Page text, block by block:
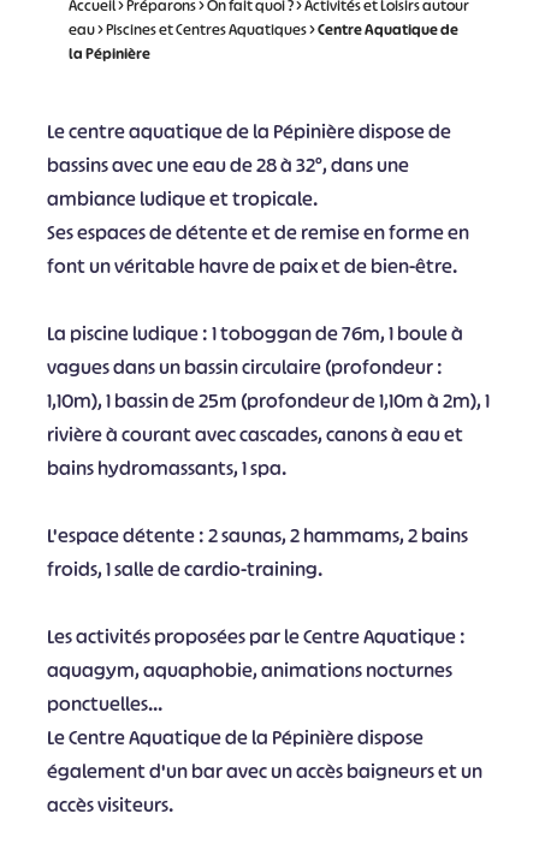
Accueil>Préparons>On fait quoi ?>Activités et Loisirs autour
eau>Piscines et Centres Aquatiques>Centre Aquatique de
la Pépinière
Le centre aquatique de la Pépinière dispose de
bassins avec une eau de 28 à 32°, dans une
ambiance ludique et tropicale.
Ses espaces de détente et de remise en forme en
font un véritable havre de paix et de bien-être.
La piscine ludique : 1 toboggan de 76m, 1 boule à
vagues dans un bassin circulaire (profondeur :
1,10m), 1 bassin de 25m (profondeur de 1,10m à 2m), 1
rivière à courant avec cascades, canons à eau et
bains hydromassants, 1 spa.
L'espace détente : 2 saunas, 2 hammams, 2 bains
froids, 1 salle de cardio-training.
Les activités proposées par le Centre Aquatique :
aquagym, aquaphobie, animations nocturnes
ponctuelles...
Le Centre Aquatique de la Pépinière dispose
également d'un bar avec un accès baigneurs et un
accès visiteurs.